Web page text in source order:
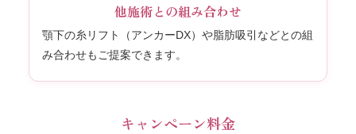
他施術との組み合わせ
顎下の糸リフト（アンカーDX）や脂肪吸引などとの組
み合わせもご提案できます。
キャンペーン料金